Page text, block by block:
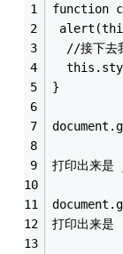
function
//接下去
}
打印出来
打印出来是